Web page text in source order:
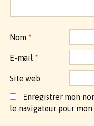
Nom *
E-mail *
Site web
Enregistrer mon
le navigateur pour